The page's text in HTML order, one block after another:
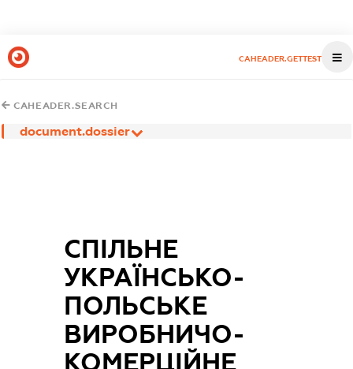
CAHEADER.GETTEST
CAHEADER.SEARCH
document.dossier
СПІЛЬНЕ
УКРАЇНСЬКО-
ПОЛЬСЬКЕ
ВИРОБНИЧО-
КОМЕРЦІЙНЕ